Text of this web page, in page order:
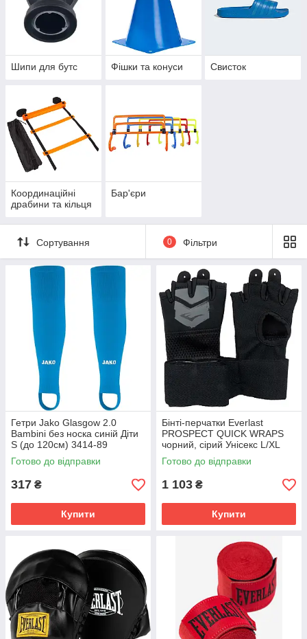
Шипи для бутс Фішки та конуси Свисток
Координаційні
драбини та кільця
Бар'єри
Сортування 0 Фільтри
Гетри Jako Glasgow 2.0
Bambini без носка синій Діти
S (до 120см) 3414-89
Готово до відправки
317 ₴
Купити
Бінті-перчатки Everlast
PROSPECT QUICK WRAPS
чорний, сірий Унісекс L/XL
P00002986
Готово до відправки
1 103 ₴
Купити